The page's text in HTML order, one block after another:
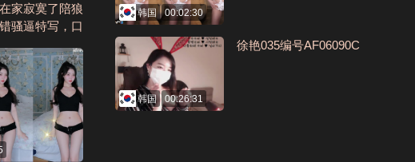
家寂寞了陪狼
骚逼特写，口
韩国 00:02:30
韩国 00:26:31
徐艳035编号AF06090C